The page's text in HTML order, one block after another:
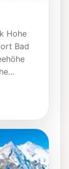
Hohe
Bad